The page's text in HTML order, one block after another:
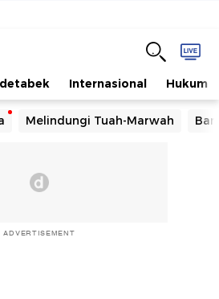
Internasional Hukum
Melindungi Tuah-Marwah
ADVERTISEMENT